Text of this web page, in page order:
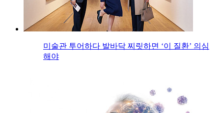
미술관 투어하다 발바닥 찌릿하면 ‘이 질환’ 의심
해야